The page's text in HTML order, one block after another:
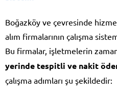
Boğazköy ve çevresinde
alım firmalarının çalışma
Bu firmalar, işletmelerin
yerinde tespitli ve nakit
çalışma adımları şu şekildedir: